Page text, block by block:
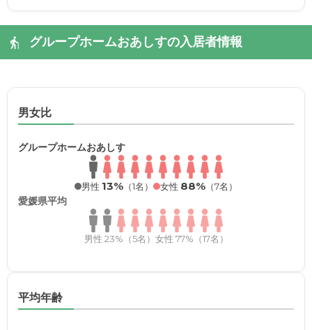
グループホームおあしすの入居者情報
男女比
グループホームおあしす
男性 13% （1名） 女性 88% （7名）
愛媛県平均
男性 23%（5名） 女性 77%（17名）
平均年齢